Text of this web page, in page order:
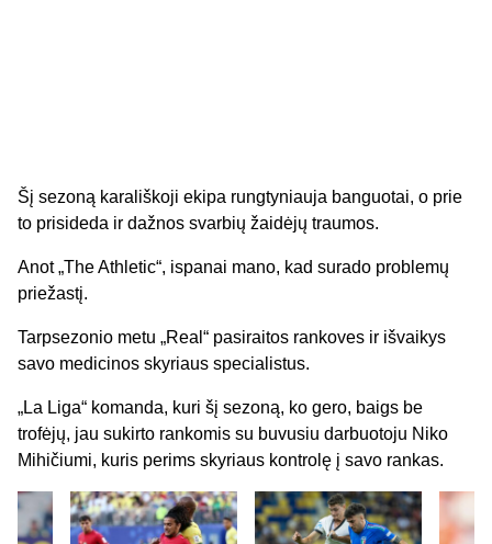
Šį sezoną karališkoji ekipa rungtyniauja banguotai, o prie
to prisideda ir dažnos svarbių žaidėjų traumos.
Anot „The Athletic“, ispanai mano, kad surado problemų
priežastį.
Tarpsezonio metu „Real“ pasiraitos rankoves ir išvaikys
savo medicinos skyriaus specialistus.
„La Liga“ komanda, kuri šį sezoną, ko gero, baigs be
trofėjų, jau sukirto rankomis su buvusiu darbuotoju Niko
Mihičiumi, kuris perims skyriaus kontrolę į savo rankas.